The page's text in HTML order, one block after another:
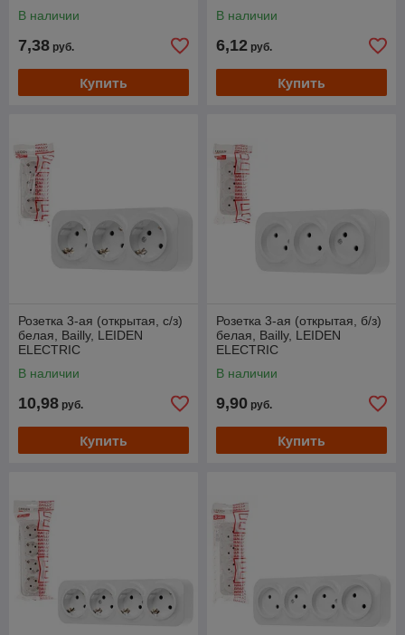
В наличии
7,38 руб.
Купить
В наличии
6,12 руб.
Купить
Розетка 3-ая (открытая, с/з)
белая, Bailly, LEIDEN
ELECTRIC
В наличии
10,98 руб.
Купить
Розетка 3-ая (открытая, б/з)
белая, Bailly, LEIDEN
ELECTRIC
В наличии
9,90 руб.
Купить